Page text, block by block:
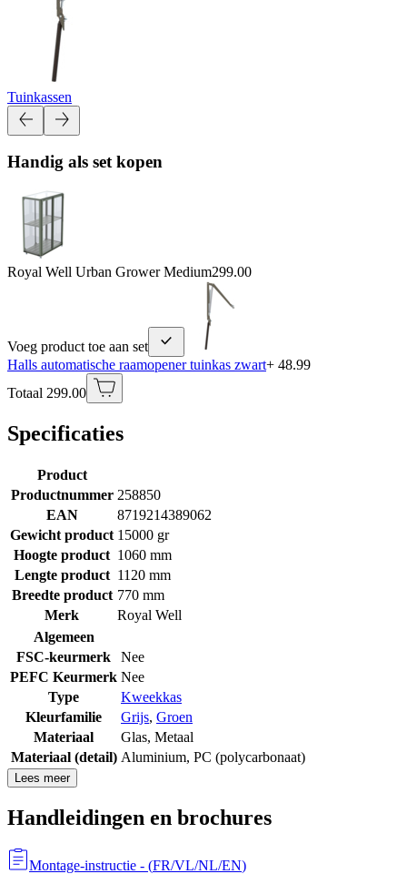
Tuinkassen
Handig als set kopen
Royal Well Urban Grower Medium299.00
Voeg product toe aan set
Halls automatische raamopener tuinkas zwart+ 48.99
Totaal 299.00
Specificaties
Product
Productnummer 258850
EAN
8719214389062
Gewicht product 15000 gr
Hoogte product 1060 mm
Lengte product 1120 mm
Breedte product 770 mm
Merk
Royal Well
Algemeen
FSC-keurmerk
Nee
PEFC Keurmerk Nee
Type
Kweekkas
Kleurfamilie
Grijs, Groen
Materiaal
Glas, Metaal
Materiaal (detail) Aluminium, PC (polycarbonaat)
Lees meer
Handleidingen en brochures
Montage-instructie - (FR/VL/NL/EN)